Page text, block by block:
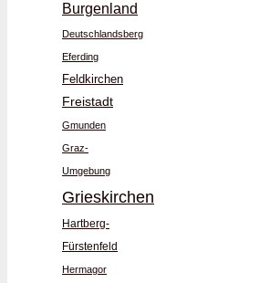
Burgenland
Deutschlandsberg
Eferding
Feldkirchen
Freistadt
Gmunden
Graz-
Umgebung
Grieskirchen
Hartberg-
Fürstenfeld
Hermagor